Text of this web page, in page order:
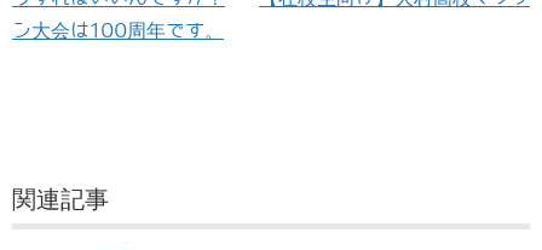
ン大会は100周年です。
関連記事